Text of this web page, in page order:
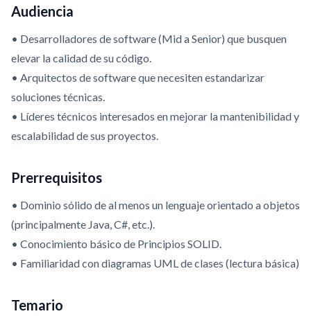
Audiencia
• Desarrolladores de software (Mid a Senior) que busquen
elevar la calidad de su código.
• Arquitectos de software que necesiten estandarizar
soluciones técnicas.
• Líderes técnicos interesados en mejorar la mantenibilidad y
escalabilidad de sus proyectos.
Prerrequisitos
• Dominio sólido de al menos un lenguaje orientado a objetos
(principalmente Java, C#, etc.).
• Conocimiento básico de Principios SOLID.
• Familiaridad con diagramas UML de clases (lectura básica)
Temario